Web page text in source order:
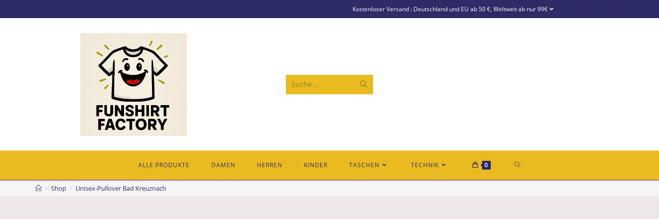
Kostenloser Versand : Deutschland und EU ab 50 €, Weltweit ab nur 99€
Suche ...
ALLE PRODUKTE DAMEN HERREN KINDER TASCHEN TECHNIK 0
> Shop > Unisex-Pullover Bad Kreuznach